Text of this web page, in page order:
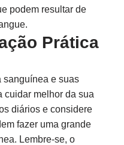
podem resultar de
Prática
sanguínea e suas
cuidar melhor da sua
diários e considere
fazer uma grande
Lembre-se, o